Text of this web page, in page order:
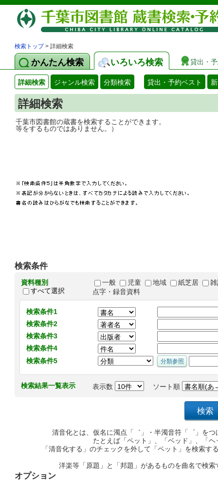
検索トップ> 詳細検索
かんたん検索 いろいろ検索 貸出・
詳細検索 ジャンル検索 分類検索 貸出・予約ベスト
詳細検索
千葉市図書館の蔵書を検索することがで
等をするものではありません。）
検索条件
資料種別
すべて選択
一般 児童 地域 紙芝居
点字・録音資料
検索条件1
検索条件2
検索条件3
検索条件4
検索条件5
検索結果一覧表示 表示数 ソート順
清音化とは、仮名に濁点「゛」・半濁音符「゜」を
たとえば「ペット」、「ベッド」、「
「清音化する」のチェックを外して「ペット」を検索
洋楽等「原題」と「邦題」があるものを曲名で検
オプション